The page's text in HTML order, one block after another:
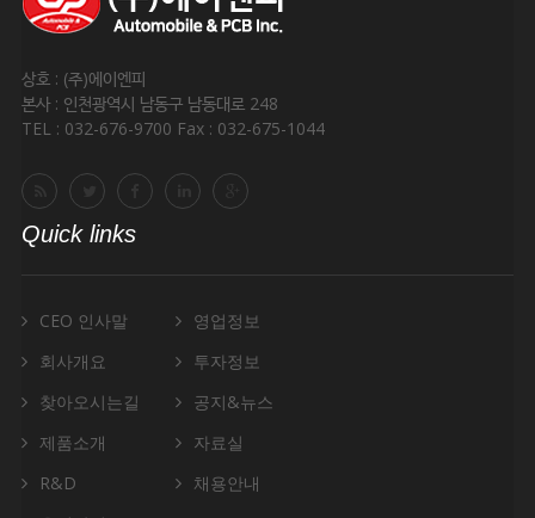
상호 : (주)에이엔피
본사 : 인천광역시 남동구 남동대로 248
TEL : 032-676-9700 Fax : 032-675-1044
Quick links
CEO 인사말
회사개요
찾아오시는길
제품소개
R&D
영업정보
투자정보
공지&뉴스
자료실
채용안내